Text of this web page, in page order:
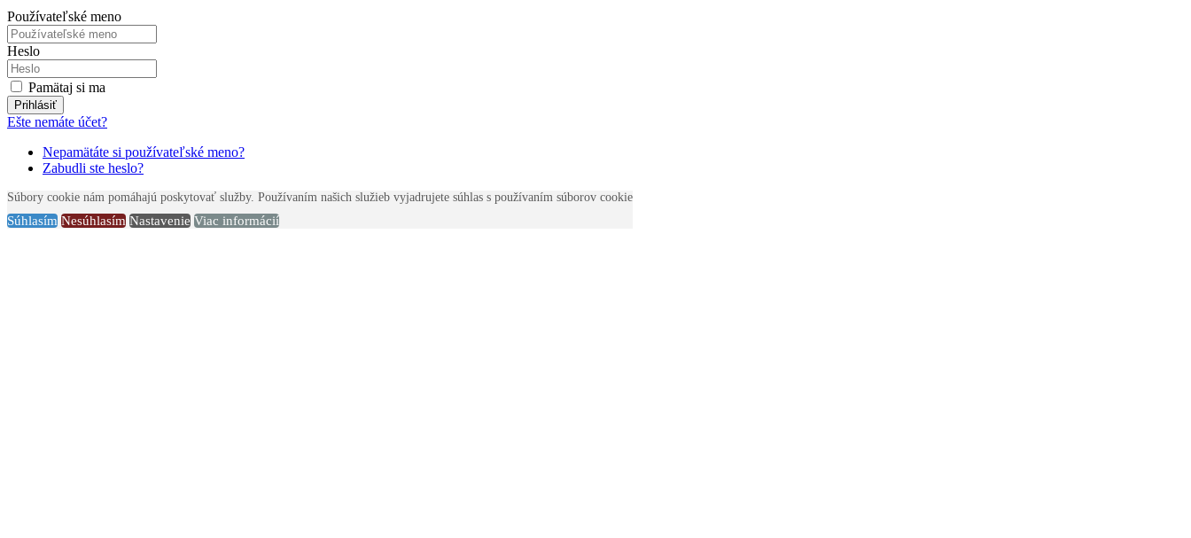
Používateľské meno
Heslo
Pamätaj si ma
Prihlásiť
Ešte nemáte účet?
Nepamätáte si používateľské meno?
Zabudli ste heslo?
Súbory cookie nám pomáhajú poskytovať služby. Používaním našich služieb vyjadrujete súhlas s používaním súborov cookie
Súhlasím Nesúhlasím Nastavenie Viac informácií